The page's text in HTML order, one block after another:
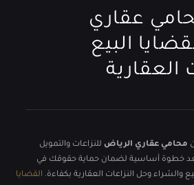
عقاري
البيع
العقارية
محامي عقاري الرياض للنزاعات والتمويل
يعد خطوة أساسية لضمان حماية حقوقك في
والشراء وحل النزاعات العقارية بكفاءة. القضايا